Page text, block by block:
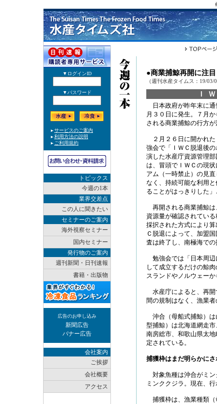
トピックス
今週の1本
業界交差点
この人に聞きたい
セミナーのご案内
海外視察セミナー
国内セミナー
発行物のご案内
週刊新聞・日刊速報
書籍・出版物
広告のお申し込み
新聞広告
バナー広告
会社案内
ご挨拶
会社概要
アクセス
●商業捕鯨再開に注
（週刊水産タイムス：19/03/
Ｉ
日本政府が昨年末に通
月３０日に発生。７月
される商業捕鯨の行方
２月２６日に開かれた
強会で「ＩＷＣ脱退後
演した水産庁資源管理
は、冒頭でＩＷＣの現
アム（一時禁止）の見
なく、持続可能な利用
ることがはっきりした
再開される商業捕鯨は
資源量が確認されてい
採択された方式により
Ｃ脱退によって、加盟
査は終了し、南極海で
勉強会では「日本周辺
して成立するだけの鯨
スランドやノルウェー
水産庁によると、再開
間の規制はなく、漁業
沖合（母船式捕鯨）は
型捕鯨）は北海道網走
南房総市、和歌山県太
定されている。
捕獲枠はまだ明らかにさ
対象魚種は沖合がミン
ミンククジラ。現在、
捕獲枠は、漁業種類（